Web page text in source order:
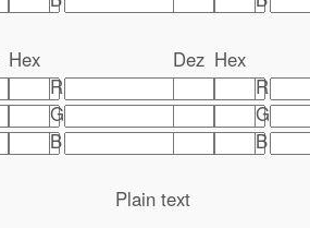
Hex
Dez Hex
R
G
B
R
G
B
Plain text